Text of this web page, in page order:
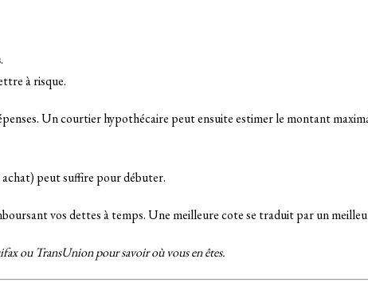
.
à risque.
Un courtier hypothécaire peut ensuite estimer le montant
peut suffire pour débuter.
vos dettes à temps. Une meilleure cote se traduit par un
ou TransUnion pour savoir où vous en êtes.